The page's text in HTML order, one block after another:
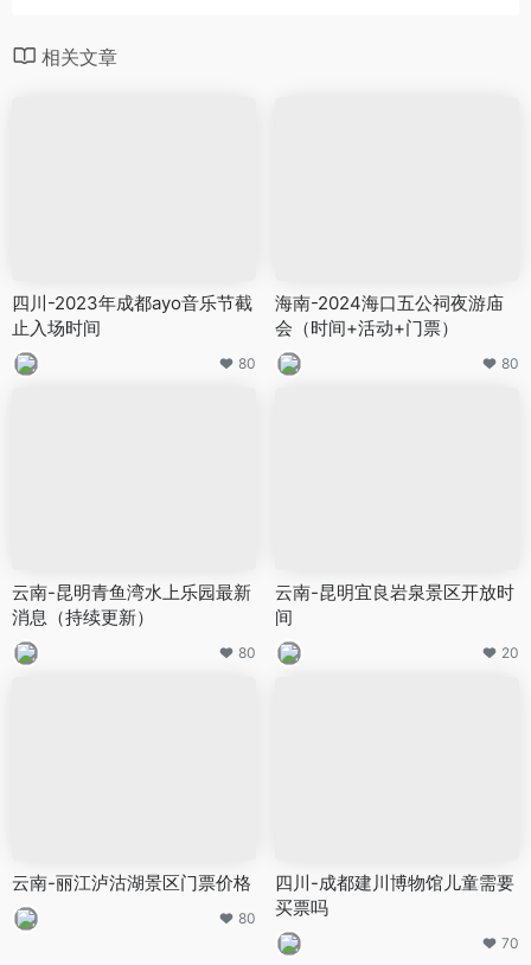
相关文章
四川-2023年成都ayo音乐节截
止入场时间
80
海南-2024海口五公祠夜游庙
会（时间+活动+门票）
80
云南-昆明青鱼湾水上乐园最新
消息（持续更新）
80
云南-昆明宜良岩泉景区开放时
间
20
云南-丽江泸沽湖景区门票价格
80
四川-成都建川博物馆儿童需要
买票吗
70